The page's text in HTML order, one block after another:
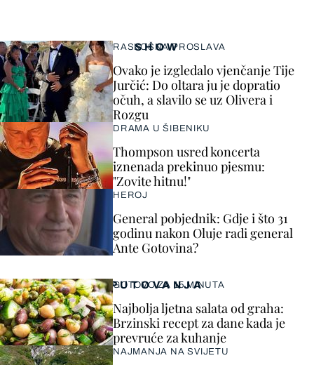
SHOW
RASKOŠNA PROSLAVA
Ovako je izgledalo vjenčanje Tije
Jurčić: Do oltara ju je dopratio
očuh, a slavilo se uz Olivera i
Rozgu
DRAMA U ŠIBENIKU
Thompson usred koncerta
iznenada prekinuo pjesmu:
"Zovite hitnu!"
HEROJ
General pobjednik: Gdje i što 31
godinu nakon Oluje radi general
Ante Gotovina?
PUTOVANJA
GOTOVO ZA 15 MINUTA
Najbolja ljetna salata od graha:
Brzinski recept za dane kada je
prevruće za kuhanje
NAJMANJA NA SVIJETU